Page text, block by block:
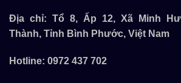
Địa chỉ: Tổ 8, Ấp 12, Xã Minh
Thành, Tỉnh Bình Phước, Việt Nam
Hotline: 0972 437 702